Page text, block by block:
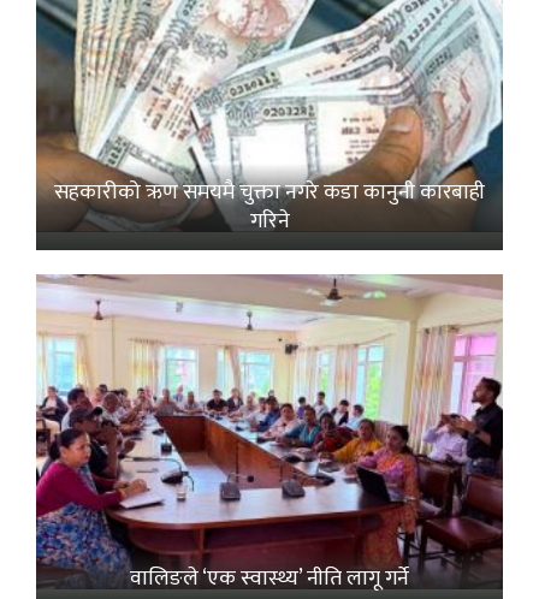
सहकारीको ऋण समयमै चुक्ता नगरे कडा कानुनी कारबाही
गरिने
वालिङले ‘एक स्वास्थ्य’ नीति लागू गर्ने